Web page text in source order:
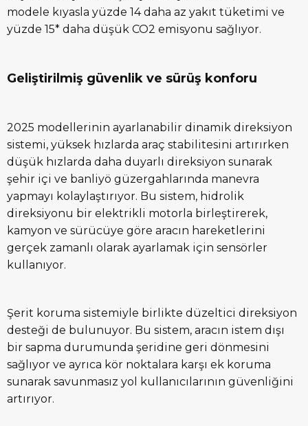
modele kıyasla yüzde 14 daha az yakıt tüketimi ve
yüzde 15* daha düşük CO2 emisyonu sağlıyor.
Geliştirilmiş güvenlik ve sürüş konforu
2025 modellerinin ayarlanabilir dinamik direksiyon
sistemi, yüksek hızlarda araç stabilitesini artırırken
düşük hızlarda daha duyarlı direksiyon sunarak
şehir içi ve banliyö güzergahlarında manevra
yapmayı kolaylaştırıyor. Bu sistem, hidrolik
direksiyonu bir elektrikli motorla birleştirerek,
kamyon ve sürücüye göre aracın hareketlerini
gerçek zamanlı olarak ayarlamak için sensörler
kullanıyor.
Şerit koruma sistemiyle birlikte düzeltici direksiyon
desteği de bulunuyor. Bu sistem, aracın istem dışı
bir sapma durumunda şeridine geri dönmesini
sağlıyor ve ayrıca kör noktalara karşı ek koruma
sunarak savunmasız yol kullanıcılarının güvenliğini
artırıyor.